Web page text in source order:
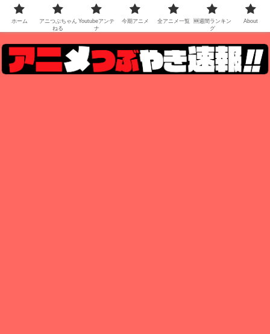
ホーム
アニつぶちゃん
ねる
Youtubeアンテ
ナ
今期アニメ 全アニメ一覧
🆕週間ランキン
グ
About